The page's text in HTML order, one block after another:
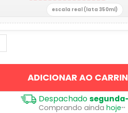
escala real (lata 350ml)
ADICIONAR AO
Despachado
Comprando ainda hoje**